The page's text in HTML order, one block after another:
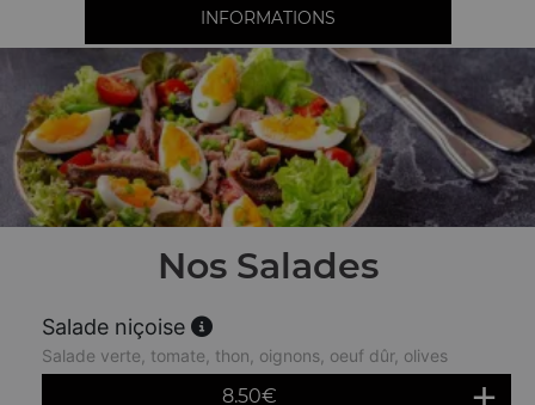
INFORMATIONS
Nos Salades
Salade niçoise
Salade verte, tomate, thon, oignons, oeuf dûr, olives
8.50€